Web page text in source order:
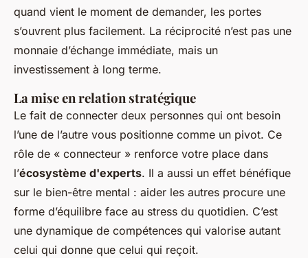
quand vient le moment de demander, les portes
s’ouvrent plus facilement. La réciprocité n’est pas une
monnaie d’échange immédiate, mais un
investissement à long terme.
La mise en relation stratégique
Le fait de connecter deux personnes qui ont besoin
l’une de l’autre vous positionne comme un pivot. Ce
rôle de « connecteur » renforce votre place dans
l’écosystème d'experts. Il a aussi un effet bénéfique
sur le bien-être mental : aider les autres procure une
forme d’équilibre face au stress du quotidien. C’est
une dynamique de compétences qui valorise autant
celui qui donne que celui qui reçoit.